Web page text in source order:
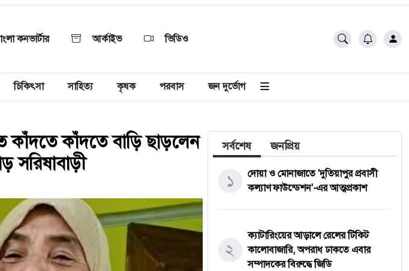
কনভার্টার আর্কাইভ ভিডিও
চিকিৎসা সাহিত্য কৃষক পরবাস জন দুর্ভোগ
কাঁদতে কাঁদতে বাড়ি ছাড়লেন
সরিষাবাড়ী
সর্বশেষ জনপ্রিয়
১
দোয়া ও মোনাজাতে 'দুতিয়াপুর প্রবাসী
কল্যাণ ফাউন্ডেশন'-এর আত্মপ্রকাশ
২
ক্যাটারিংয়ের আড়ালে রেলের টিকিট
কালোবাজারি, অপরাধ ঢাকতে এবার
সম্পাদকের বিরুদ্ধে জিডি